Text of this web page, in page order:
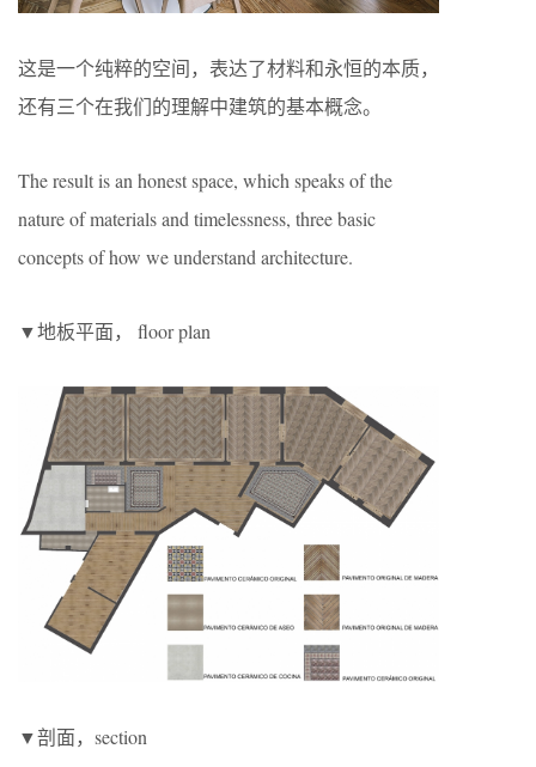
这是一个纯粹的空间，表达了材料和永恒的本质，
还有三个在我们的理解中建筑的基本概念。
The result is an honest space, which speaks of the
nature of materials and timelessness, three basic
concepts of how we understand architecture.
▼地板平面， floor plan
▼剖面，section